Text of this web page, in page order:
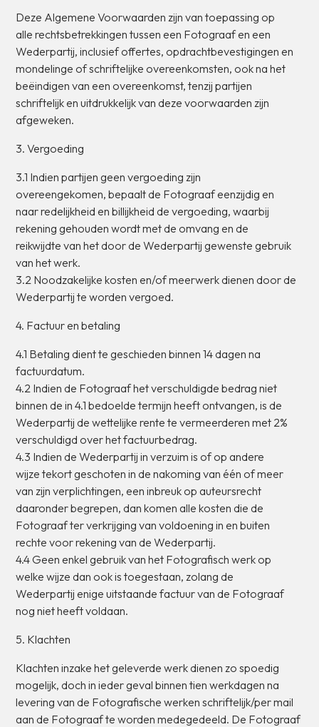
Deze Algemene Voorwaarden zijn van toepassing op
alle rechtsbetrekkingen tussen een Fotograafen een
Wederpartij, inclusiefoffertes, opdrachtbevestigingen en
mondelinge ofschriftelijke overeenkomsten, ookna het
beëindigen van een overeenkomst, tenzij partijen
schriftelijken uitdrukkelijkvan deze voorwaarden zijn
afgeweken.
3. Vergoeding
3.1 Indien partijen geen vergoeding zijn
overeengekomen, bepaalt de Fotograafeenzijdig en
naarredelijkheid en billijkheid de vergoeding, waarbij
rekening gehouden wordtmet de omvang en de
reikwijdte van het door de Wederpartij gewenste gebruik
van hetwerk.
3.2 Noodzakelijke kosten en/ofmeerwerk dienen door de
Wederpartij te worden vergoed.
4. Factuuren betaling
4.1 Betaling dientte geschieden binnen 14 dagen na
factuurdatum.
4.2 Indien de Fotograafhetverschuldigde bedrag niet
binnen de in 4.1 bedoelde termijn heeft ontvangen, is de
Wederpartij de wettelijke rente te vermeerderen met 2%
verschuldigd overhetfactuurbedrag.
4.3 Indien de Wederpartij in verzuim is ofop andere
wijze tekortgeschoten in de nakoming van één ofmeer
van zijn verplichtingen, een inbreuk op auteursrecht
daaronderbegrepen, dan komen alle kosten die de
Fotograafterverkrijging van voldoening in en buiten
rechte voorrekening van de Wederpartij.
4.4Geen enkel gebruikvan het Fotografisch werk op
welke wijze dan ookis toegestaan, zolang de
Wederpartij enige uitstaande factuurvan de Fotograaf
nog nietheeftvoldaan.
5. Klachten
Klachten inzake hetgeleverde werk dienen zo spoedig
mogelijk, doch in iedergeval binnen tien werkdagen na
levering van de Fotografische werken schriftelijk/permail
aan de Fotograafte worden medegedeeld. De Fotograaf